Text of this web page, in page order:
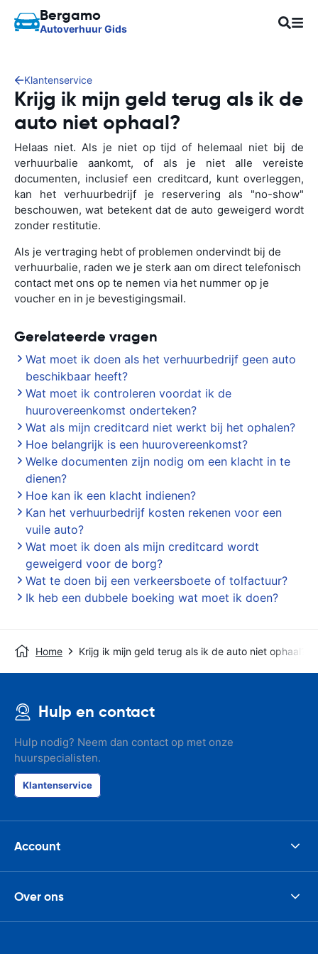
Bergamo
Autoverhuur Gids
Klantenservice
Krijg ik mijn geld terug als ik de
auto niet ophaal?
Helaas niet. Als je niet op tijd of helemaal niet bij de
verhuurbalie aankomt, of als je niet alle vereiste
documenten, inclusief een creditcard, kunt overleggen,
kan het verhuurbedrijf je reservering als "no-show"
beschouwen, wat betekent dat de auto geweigerd wordt
zonder restitutie.
Als je vertraging hebt of problemen ondervindt bij de
verhuurbalie, raden we je sterk aan om direct telefonisch
contact met ons op te nemen via het nummer op je
voucher en in je bevestigingsmail.
Gerelateerde vragen
Wat moet ik doen als het verhuurbedrijf geen auto
beschikbaar heeft?
Wat moet ik controleren voordat ik de
huurovereenkomst onderteken?
Wat als mijn creditcard niet werkt bij het ophalen?
Hoe belangrijk is een huurovereenkomst?
Welke documenten zijn nodig om een klacht in te
dienen?
Hoe kan ik een klacht indienen?
Kan het verhuurbedrijf kosten rekenen voor een
vuile auto?
Wat moet ik doen als mijn creditcard wordt
geweigerd voor de borg?
Wat te doen bij een verkeersboete of tolfactuur?
Ik heb een dubbele boeking wat moet ik doen?
Home Krijg ik mijn geld terug als ik de auto niet ophaal?
Hulp en contact
Hulp nodig? Neem dan contact op met onze
huurspecialisten.
Klantenservice
Account
Over ons